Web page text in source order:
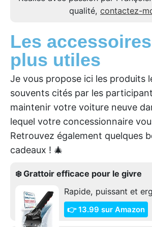
qualité, contactez-
Les
plus utiles
Je vous propose ici les produits
souvents cités par les
maintenir votre voiture neuve
lequel votre concessionnaire
Retrouvez également quelques
cadeaux ! 🎄
❄️ Grattoir efficace pour le givre
Rapide, puissant et
👉 13.99 sur Amazon